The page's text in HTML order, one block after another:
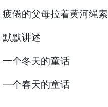
疲倦的父母拉着黄河绳索
默默讲述
一个冬天的童话
一个春天的童话